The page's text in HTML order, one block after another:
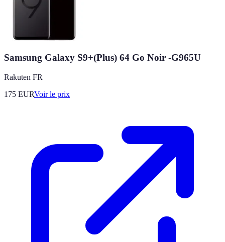
Samsung Galaxy S9+(Plus) 64 Go Noir -G965U
Rakuten FR
175 EURVoir le prix